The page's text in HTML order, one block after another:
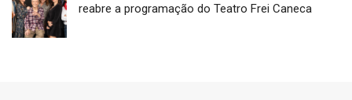
reabre a programação do Teatro Frei Caneca